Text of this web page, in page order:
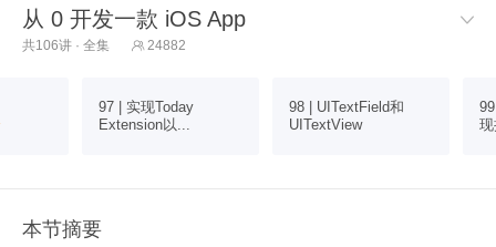
从 0 开发一款 iOS App 
共106讲 · 全集  24882
97 | 实现Today
Extension以...
98 | UITextField和
UITextView
本节摘要